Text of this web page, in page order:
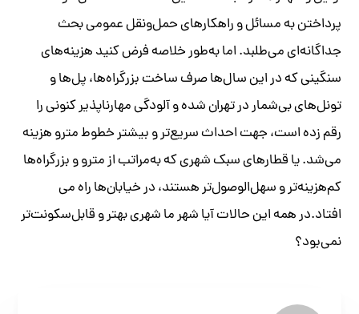
پرداختن به مسائل و راهکارهای حمل‌ونقل عمومی بحث
جداگانه‌ای می‌طلبد. اما به‌طور خلاصه فرض کنید هزینه‌های
سنگینی که در این سال‌ها صرف ساخت بزرگراه‌ها، پل‌ها و
تونل‌های بی‌شمار در تهران شده و آلودگی مهارناپذیر کنونی را
رقم‌ زده است، جهت احداث سریع‌تر و بیشتر خطوط مترو هزینه
می‌شد. یا قطارهای سبک شهری که به‌مراتب از مترو و بزرگراه‌ها
کم‌هزینه‌تر و سهل‌الوصول‌تر هستند، در خیابان‌ها راه می
افتاد.در همه این حالات آیا شهر ما شهری بهتر و قابل‌سکونت‌تر
نمی‌بود؟